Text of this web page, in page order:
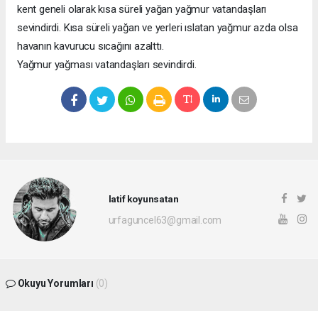
kent geneli olarak kısa süreli yağan yağmur vatandaşları
sevindirdi. Kısa süreli yağan ve yerleri ıslatan yağmur azda olsa
havanın kavurucu sıcağını azalttı.
Yağmur yağması vatandaşları sevindirdi.
latif koyunsatan
urfaguncel63@gmail.com
Okuyu Yorumları (0)